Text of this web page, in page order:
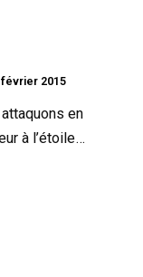
février 2015
en
à l’étoile…